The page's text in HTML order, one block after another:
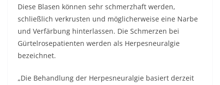
Diese Blasen können sehr schmerzhaft werden,
schließlich verkrusten und möglicherweise eine Narbe
und Verfärbung hinterlassen. Die Schmerzen bei
Gürtelrosepatienten werden als Herpesneuralgie
bezeichnet.
„Die Behandlung der Herpesneuralgie basiert derzeit